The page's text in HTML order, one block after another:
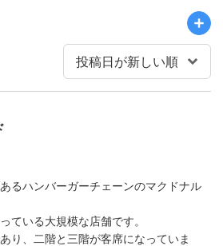
るハンバーガーチェーンのマクドナル
ている大規模な店舗です。
り、二階と三階が客席になっていま